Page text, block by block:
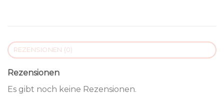
REZENSIONEN (0)
Rezensionen
Es gibt noch keine Rezensionen.